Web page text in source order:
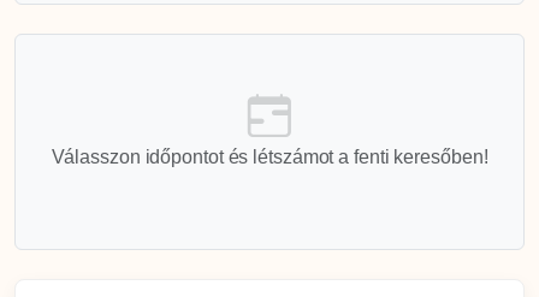
Válasszon időpontot és létszámot a fenti keresőben!